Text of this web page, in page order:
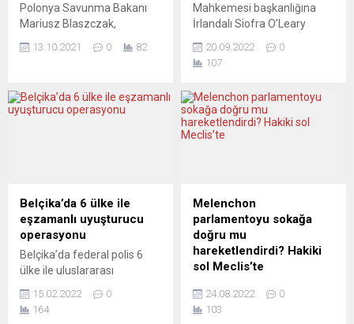
Polonya Savunma Bakanı
Mariusz Blaszczak,
yaşanan sığınmacı krizi
yasa tasarısı sunacağını
söyledi. Devlet radyosuna
bakanlığınca
hazırlanacağını, bazı yasal
sorunlardan ötürü bu
hususta tasarı
hazırlanmasının
öngörülenden daha zor...
13.10.2021 0 82
Mahkemesi başkanlığına
İrlandalı Siofra O’Leary
AİHM’nin ilk kadın başkanı
oldu. Avrupa İnsan Hakları
başkanı İrlandalı Siofra
O’Leary oldu. AİHM
tarafından yapılan
üstlenecek olan O’Leary’nin
bu göreve gelen ilk kadın
olacağı kaydedildi. O’Leary,...
20.09.2022
0
107
Belçika’da 6 ülke ile
eşzamanlı uyuşturucu
operasyonu
Belçika’da federal polis 6
ülke ile uluslararası
çetesine düzenlenen eş
zamanlı operasyonda, 30
15.02.2022
0
164
Melenchon
parlamentoyu sokağa
doğru mu
hareketlendirdi? Hakiki
sol Meclis’te
çıkan her şey Meclis’ten
otomatik olarak
24.08.2022
0
103